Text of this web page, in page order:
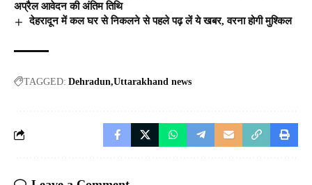
अप्रैल आवेदन की अंतिम तिथि
देहरादून में कल घर से निकलने से पहले पढ़ लें ये खबर, वरना होगी मुश्किल
TAGGED: Dehradun Uttarakhand news